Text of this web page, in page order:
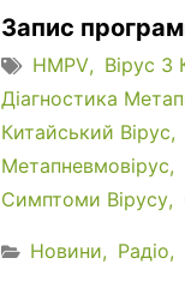
Запис
HMPV Вірус З
Діагностика
Китайський Вірус
Метапневмовірус
Симптоми Вірусу
Новини Радіо